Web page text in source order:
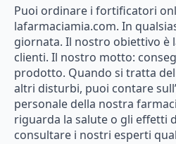
Puoi ordinare i fortificatori
lafarmaciamia.com. In
giornata. Il nostro obiettivo è
clienti. Il nostro motto:
prodotto. Quando si tratta
altri disturbi, puoi contare
personale della nostra
riguarda la salute o gli effetti
consultare i nostri esperti